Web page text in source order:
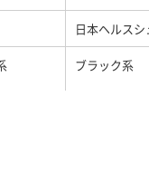
日本ヘルス
ブラック系